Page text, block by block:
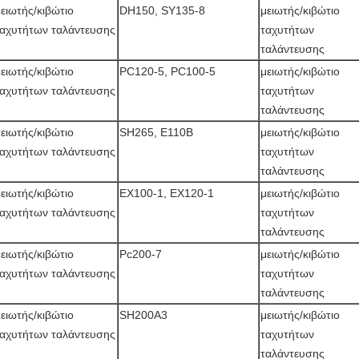
κιβώτιο
ταλάντευσης
DH150, SY135-8
μειωτής/κιβώτιο
ταχυτήτων
ταλάντευσης
κιβώτιο
ταλάντευσης
PC120-5, PC100-5
μειωτής/κιβώτιο
ταχυτήτων
ταλάντευσης
κιβώτιο
ταλάντευσης
SH265, E110B
μειωτής/κιβώτιο
ταχυτήτων
ταλάντευσης
κιβώτιο
ταλάντευσης
EX100-1, EX120-1
μειωτής/κιβώτιο
ταχυτήτων
ταλάντευσης
κιβώτιο
ταλάντευσης
Pc200-7
μειωτής/κιβώτιο
ταχυτήτων
ταλάντευσης
κιβώτιο
ταλάντευσης
SH200A3
μειωτής/κιβώτιο
ταχυτήτων
ταλάντευσης